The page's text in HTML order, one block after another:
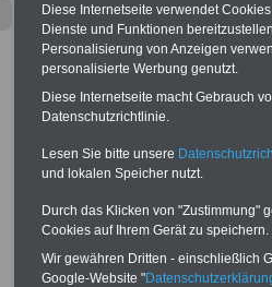
25,00 Euro: Wissenswertes für
und Beamte, Beamten-
(Bund/Länder) sowie Beihilferecht in
Ländern. Alle drei Ratgeber sind
Sachverhalte verständlich (auch für
Mitarbeiter des öffentlichen
DasBEHÖRDEN-ABO >>> kann
werden
Teilweise 5-stellige Nachzahlungen
Beamtinnen & Beamte in Bund und
durch Neuordnung der
Alimentation
>>>zur
Diese Internetseite verwendet
Dienste und Funktionen
Personalisierung von Anzeigen
personalisierte Werbung genutzt.
Diese Internetseite macht Gebrauch
Datenschutzrichtlinie.
Lesen Sie bitte unsere
und lokalen Speicher nutzt.
Durch das Klicken von "Zustimmung"
Cookies auf Ihrem Gerät zu speichern.
Wir gewähren Dritten - einschließlich
Google-Website "